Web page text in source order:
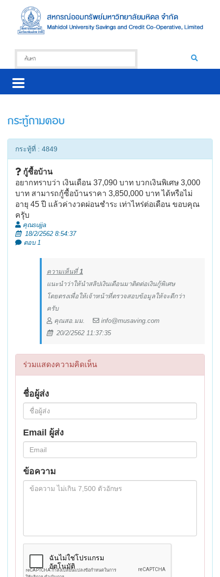
กระทู้ถามตอบ
กระทู้ที่ : 4849
กู้ซื้อบ้าน
อยากทราบว่า เงินเดือน 37,090 บาท บวกเงินพิเศษ 3,000
บาท สามารถกู้ซื้อบ้านราคา 3,850,000 บาท ได้หรือไม่
อายุ 45 ปี แล้วค่างวดผ่อนชำระ เท่าไหร่ต่อเดือน ขอบคุณ
ครุับ
คุณsujja
18/2/2562 8:54:37
ตอบ 1
ความเห็นที่1
แนะนำว่าให้นำสลิปเงินเดือนมาติดต่อเงินกู้พิเศษ
โดยตรงเพื่อให้เจ้าหน้าที่ตรวจสอบข้อมูลให้จะดีกว่า
ครับ
คุณสอ.มม.
info@musaving.com
20/2/2562 11:37:35
ร่วมแสดงความคิดเห็น
ชื่อผู้ส่ง
Email ผู้ส่ง
ข้อความ